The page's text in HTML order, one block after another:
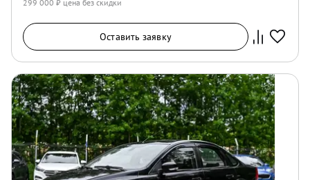
299 000 ₽ цена без скидки
Оставить заявку